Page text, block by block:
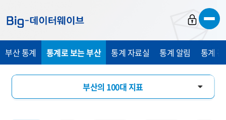
가
가
가
부산 통계 통계로 보는 부산 통계 자료실 통계 알림 통계
부산의 100대 지표